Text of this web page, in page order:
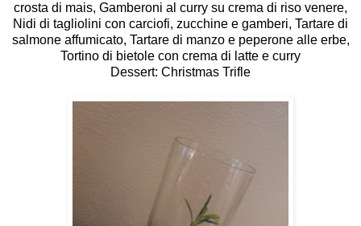
crosta di mais, Gamberoni al curry su crema di riso venere,
Nidi di tagliolini con carciofi, zucchine e gamberi, Tartare di
salmone affumicato, Tartare di manzo e peperone alle erbe,
Tortino di bietole con crema di latte e curry
Dessert: Christmas Trifle